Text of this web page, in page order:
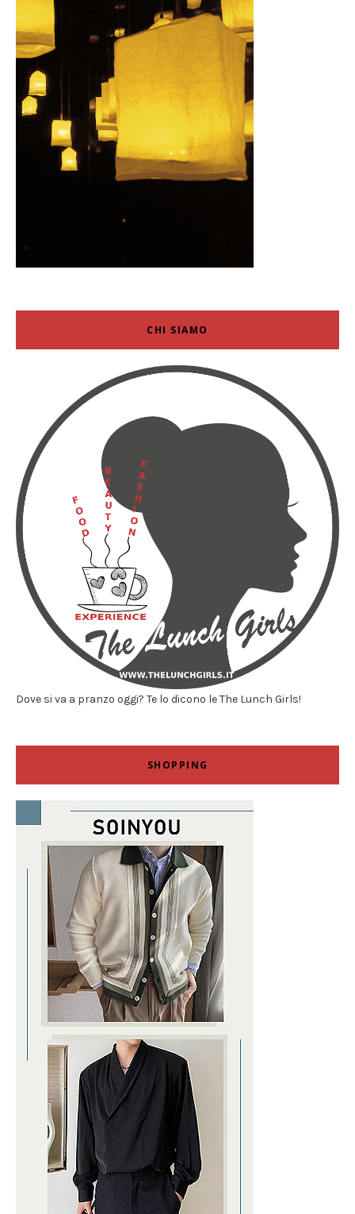
CHI SIAMO
Dove si va a pranzo oggi? Te lo dicono le The Lunch Girls!
SHOPPING